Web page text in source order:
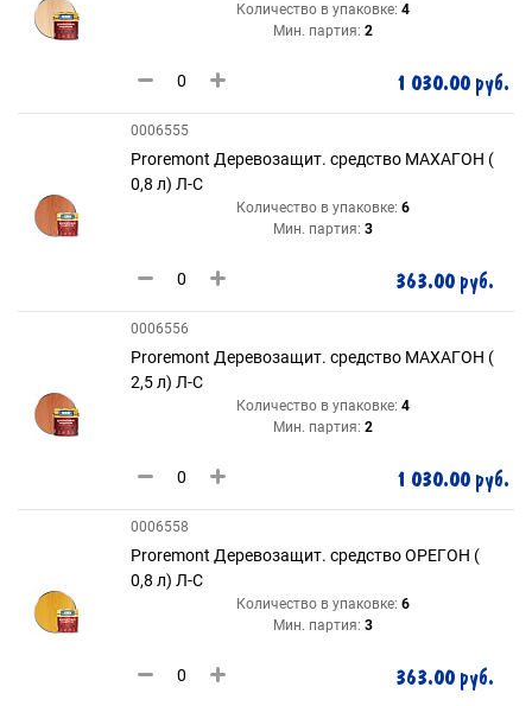
Количество в упаковке: 4
Мин. партия: 2
1 030.00 руб.
0006555
Proremont Деревозащит. средство МАХАГОН (
0,8 л) Л-С
Количество в упаковке: 6
Мин. партия: 3
363.00 руб.
0006556
Proremont Деревозащит. средство МАХАГОН (
2,5 л) Л-С
Количество в упаковке: 4
Мин. партия: 2
1 030.00 руб.
0006558
Proremont Деревозащит. средство ОРЕГОН (
0,8 л) Л-С
Количество в упаковке: 6
Мин. партия: 3
363.00 руб.